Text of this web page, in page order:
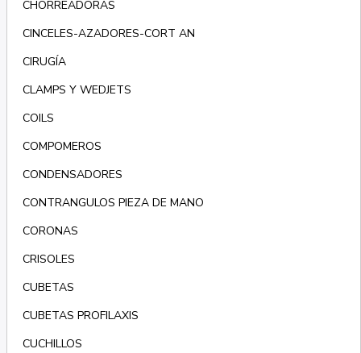
CHORREADORAS
CINCELES-AZADORES-CORT AN
CIRUGÍA
CLAMPS Y WEDJETS
COILS
COMPOMEROS
CONDENSADORES
CONTRANGULOS PIEZA DE MANO
CORONAS
CRISOLES
CUBETAS
CUBETAS PROFILAXIS
CUCHILLOS